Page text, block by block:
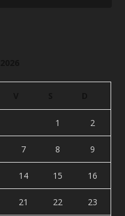
1 2
7 8 9
14 15 16
21 22 23